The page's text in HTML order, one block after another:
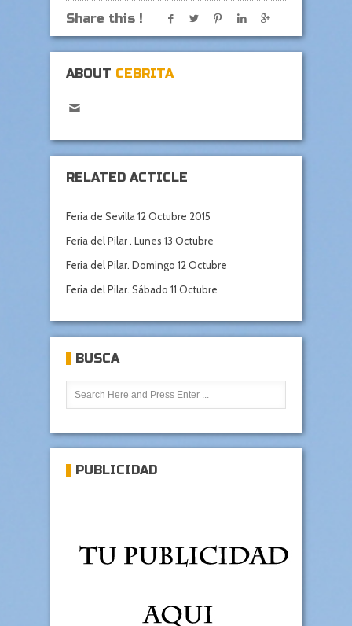
Share this !
ABOUT CEBRITA
RELATED ACTICLE
Feria de Sevilla 12 Octubre 2015
Feria del Pilar . Lunes 13 Octubre
Feria del Pilar. Domingo 12 Octubre
Feria del Pilar. Sábado 11 Octubre
BUSCA
PUBLICIDAD